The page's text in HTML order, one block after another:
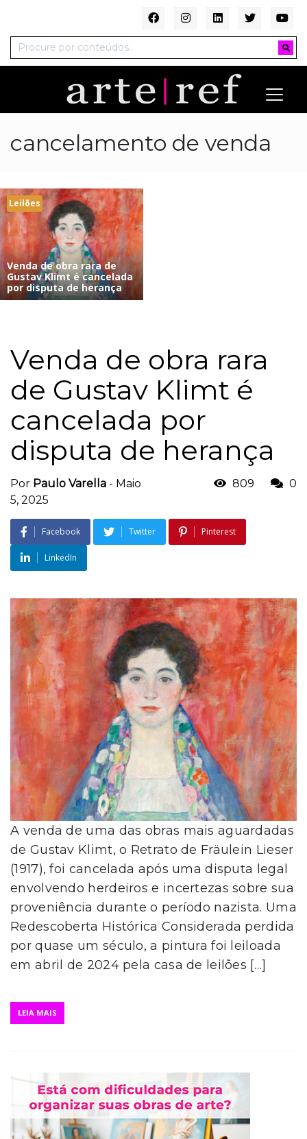
cancelamento de venda
Leilões
Venda de obra rara de
Gustav Klimt é cancelada
por disputa de herança
Venda de obra rara
de Gustav Klimt é
cancelada por
disputa de herança
Por Paulo Varella - Maio
5, 2025
809 0
Facebook Twitter Pinterest
LinkedIn
A venda de uma das obras mais aguardadas
de Gustav Klimt, o Retrato de Fräulein Lieser
(1917), foi cancelada após uma disputa legal
envolvendo herdeiros e incertezas sobre sua
proveniência durante o período nazista. Uma
Redescoberta Histórica Considerada perdida
por quase um século, a pintura foi leiloada
em abril de 2024 pela casa de leilões […]
LEIA MAIS